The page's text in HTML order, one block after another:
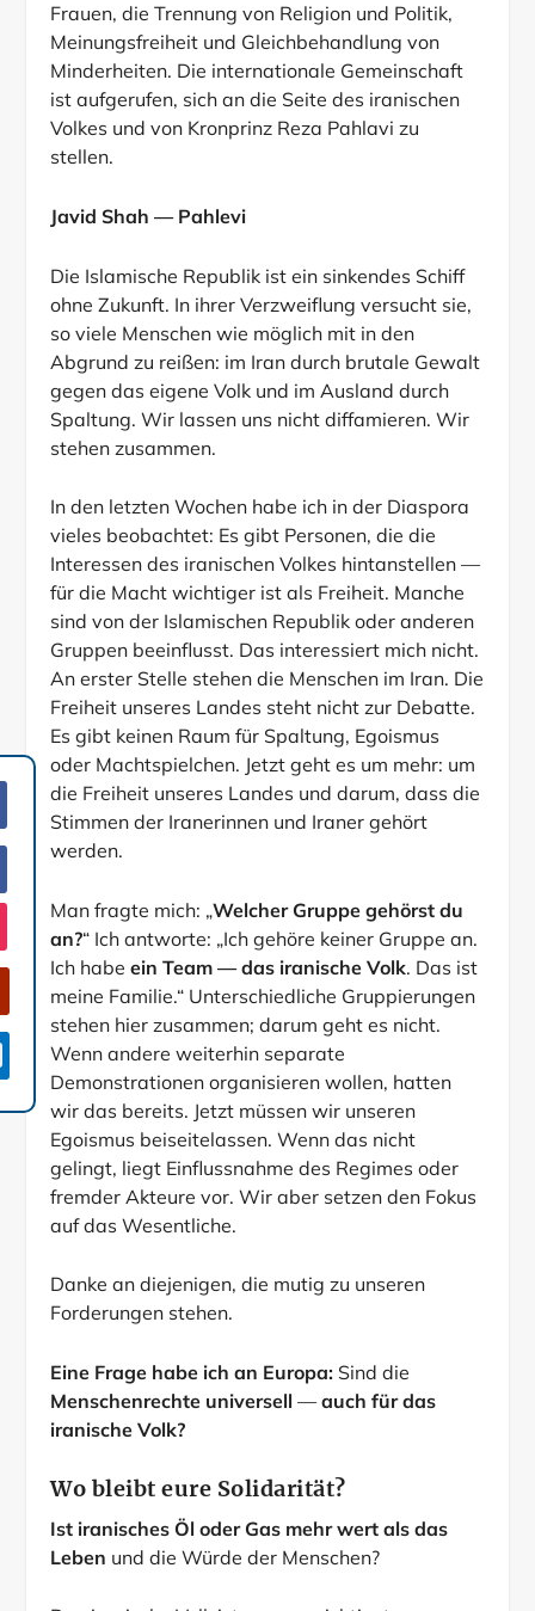
Frauen, die Trennung von Religion und Politik,
Meinungsfreiheit und Gleichbehandlung von
Minderheiten. Die internationale Gemeinschaft
ist aufgerufen, sich an die Seite des iranischen
Volkes und von Kronprinz Reza Pahlavi zu
stellen.
Javid Shah — Pahlevi
Die Islamische Republik ist ein sinkendes Schiff
ohne Zukunft. In ihrer Verzweiflung versucht sie,
so viele Menschen wie möglich mit in den
Abgrund zu reißen: im Iran durch brutale Gewalt
gegen das eigene Volk und im Ausland durch
Spaltung. Wir lassen uns nicht diffamieren. Wir
stehen zusammen.
In den letzten Wochen habe ich in der Diaspora
vieles beobachtet: Es gibt Personen, die die
Interessen des iranischen Volkes hintanstellen —
für die Macht wichtiger ist als Freiheit. Manche
sind von der Islamischen Republik oder anderen
Gruppen beeinflusst. Das interessiert mich nicht.
An erster Stelle stehen die Menschen im Iran. Die
Freiheit unseres Landes steht nicht zur Debatte.
Es gibt keinen Raum für Spaltung, Egoismus
oder Machtspielchen. Jetzt geht es um mehr: um
die Freiheit unseres Landes und darum, dass die
Stimmen der Iranerinnen und Iraner gehört
werden.
Man fragte mich: „Welcher Gruppe gehörst du
an?“ Ich antworte: „Ich gehöre keiner Gruppe an.
Ich habeein Team — das iranische Volk. Das ist
meine Familie.“ Unterschiedliche Gruppierungen
stehen hier zusammen; darum geht es nicht.
Wenn andere weiterhin separate
Demonstrationen organisieren wollen, hatten
wir das bereits. Jetzt müssen wir unseren
Egoismus beiseitelassen. Wenn das nicht
gelingt, liegt Einflussnahme des Regimes oder
fremder Akteure vor. Wir aber setzen den Fokus
auf das Wesentliche.
Danke an diejenigen, die mutig zu unseren
Forderungen stehen.
Eine Frage habe ich an Europa: Sind die
Menschenrechte universell —auch für das
iranische Volk?
Wo bleibt eure Solidarität?
Ist iranisches Öl oder Gas mehr wert als das
Leben und die Würde der Menschen?